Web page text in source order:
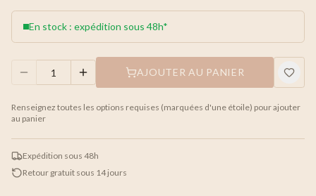
En stock : expédition sous 48h*
AJOUTER AU PANIER
Renseignez toutes les options requises (marquées d'une étoile) pour ajouter
au panier
Expédition sous 48h
Retour gratuit sous 14 jours